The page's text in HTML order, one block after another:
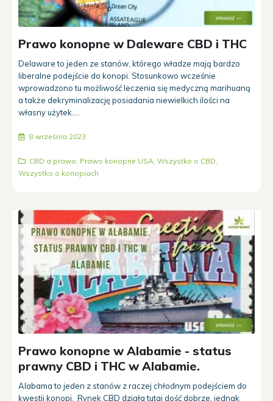
Prawo konopne w Daleware CBD i THC
Delaware to jeden ze stanów, którego władze mają bardzo
liberalne podejście do konopi. Stosunkowo wcześnie
wprowadzono tu możliwość leczenia się medyczną marihuaną
a także dekryminalizację posiadania niewielkich ilości na
własny użytek....
8 września 2023
CBD a prawo Prawo konopne USA Wszystko o CBD
Wszystko o konopiach
Prawo konopne w Alabamie - status
prawny CBD i THC w Alabamie.
Alabama to jeden z stanów z raczej chłodnym podejściem do
kwestii konopi. Rynek CBD działa tutaj dość dobrze, jednak